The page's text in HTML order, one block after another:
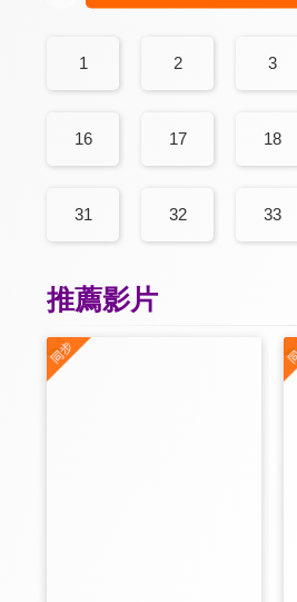
1 2 3
16 17 18
31 32 33
推薦影片